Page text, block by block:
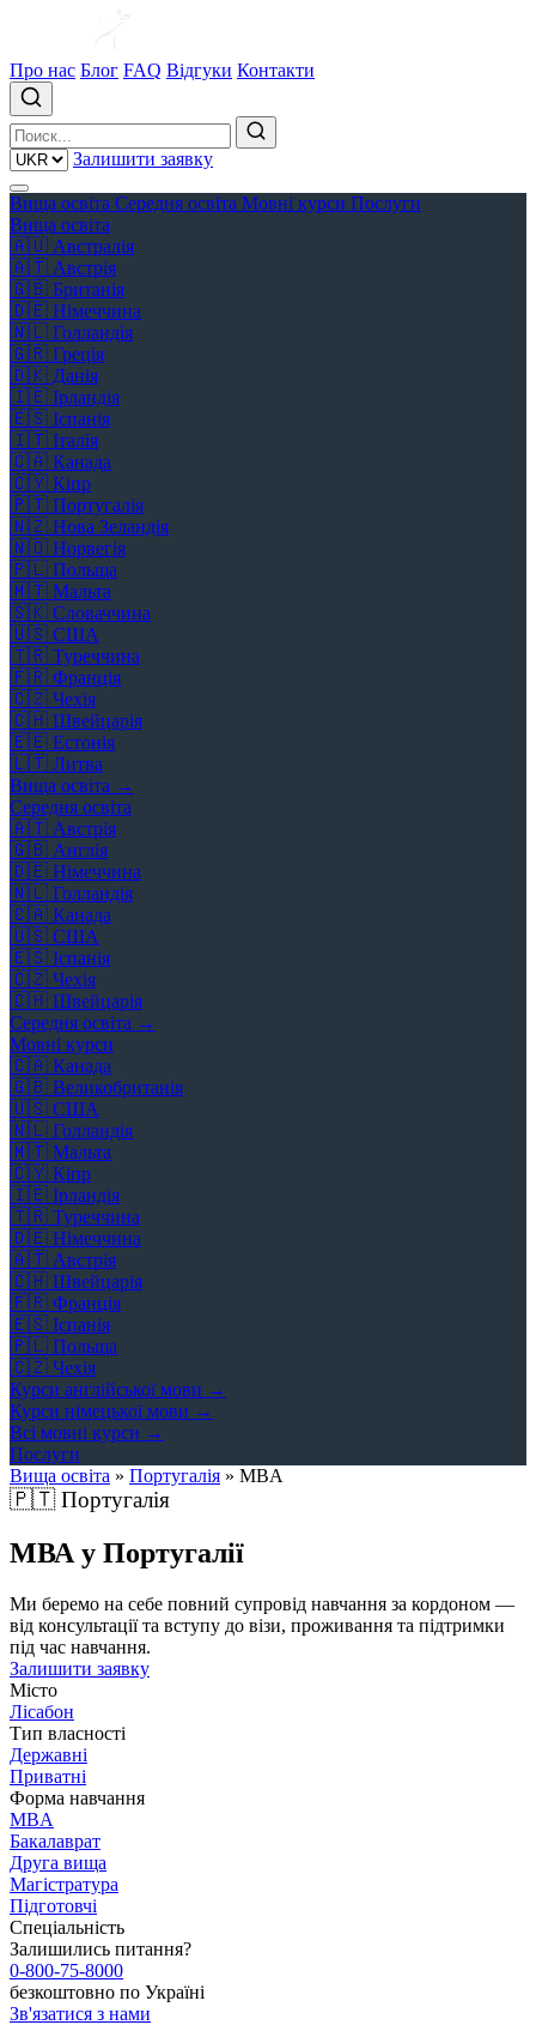
Про нас Блог FAQ Відгуки Контакти
Залишити заявку
Вища освіта Середня освіта Мовні курси Послуги
Вища освіта
🇦🇺 Австралія
🇦🇹 Австрія
🇬🇧 Британія
🇩🇪 Німеччина
🇳🇱 Голландія
🇬🇷 Греція
🇩🇰 Данія
🇮🇪 Ірландія
🇪🇸 Іспанія
🇮🇹 Італія
🇨🇦 Канада
🇨🇾 Кіпр
🇵🇹 Португалія
🇳🇿 Нова Зеландія
🇳🇴 Норвегія
🇵🇱 Польща
🇲🇹 Мальта
🇸🇰 Словаччина
🇺🇸 США
🇹🇷 Туреччина
🇫🇷 Франція
🇨🇿 Чехія
🇨🇭 Швейцарія
🇪🇪 Естонія
🇱🇹 Литва
Вища освіта →
Середня освіта
🇦🇹 Австрія
🇬🇧 Англія
🇩🇪 Німеччина
🇳🇱 Голландія
🇨🇦 Канада
🇺🇸 США
🇪🇸 Іспанія
🇨🇿 Чехія
🇨🇭 Швейцарія
Середня освіта →
Мовні курси
🇨🇦 Канада
🇬🇧 Великобританія
🇺🇸 США
🇳🇱 Голландія
🇲🇹 Мальта
🇨🇾 Кіпр
🇮🇪 Ірландія
🇹🇷 Туреччина
🇩🇪 Німеччина
🇦🇹 Австрія
🇨🇭 Швейцарія
🇫🇷 Франція
🇪🇸 Іспанія
🇵🇱 Польща
🇨🇿 Чехія
Курси англійської мови →
Курси німецької мови →
Всі мовні курси →
Послуги
Вища освіта » Португалія » MBA
🇵🇹Португалія
МВА у Португалії
Ми беремо на себе повний супровід навчання за кордоном —
від консультації та вступу до візи, проживання та підтримки
під час навчання.
Залишити заявку
Місто
Лісабон
Тип власності
Державні
Приватні
Форма навчання
MBA
Бакалаврат
Друга вища
Магістратура
Підготовчі
Спеціальність
Залишились питання?
0-800-75-8000
безкоштовно по Україні
Зв'язатися з нами